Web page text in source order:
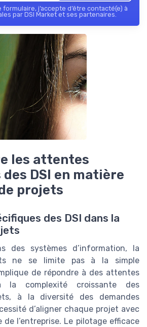
j’accepte d’être contacté(e) à
par DSI Market et ses partenaires.
les attentes
DSI en matière
projets
des DSI dans la
des systèmes d’information, la
ne se limite pas à la simple
de répondre à des attentes
la complexité croissante des
à la diversité des demandes
d’aligner chaque projet avec
de l’entreprise. Le pilotage efficace